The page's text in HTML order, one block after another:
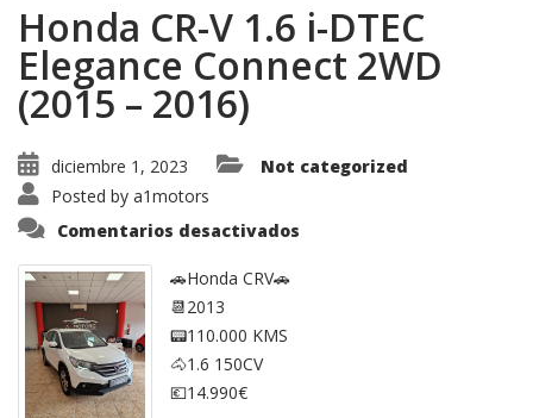
Honda CR-V 1.6 i-DTEC
Elegance Connect 2WD
(2015 – 2016)
diciembre 1, 2023
Not categorized
Posted by a1motors
Comentarios desactivados
🚗Honda CRV🚗
📆2013
📟110.000 KMS
🐴1.6 150CV
💶14.990€